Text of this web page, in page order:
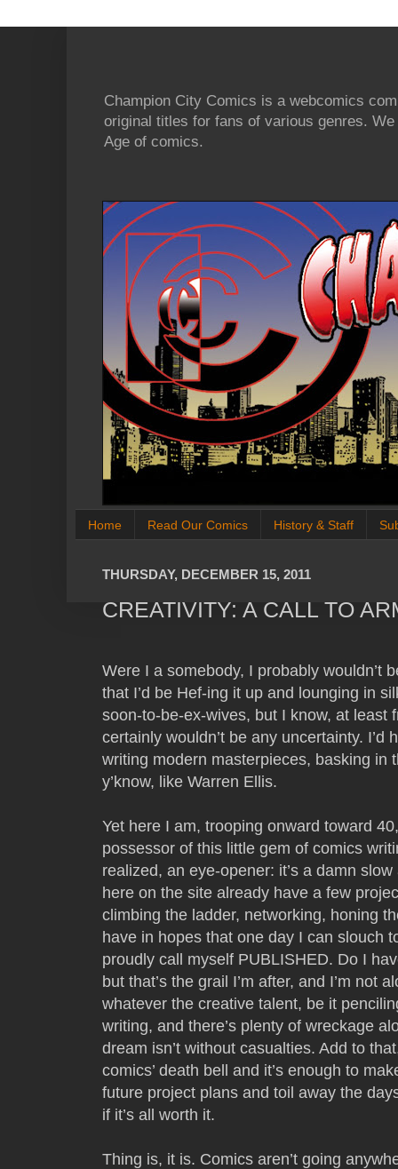
Champion City Comics is a webcomics
original titles for fans of various genres.
Age of comics.
Home Read Our Comics History & Staff
THURSDAY, DECEMBER 15, 2011
CREATIVITY: A CALL TO
Were I a somebody, I probably wouldn’t
that I’d be Hef-ing it up and lounging in
soon-to-be-ex-wives, but I know, at least
certainly wouldn’t be any uncertainty.
writing modern masterpieces, basking
y’know, like Warren Ellis.
Yet here I am, trooping onward toward
possessor of this little gem of comics
realized, an eye-opener: it’s a damn
here on the site already have a few
climbing the ladder, networking, honing
have in hopes that one day I can slouch
proudly call myself PUBLISHED. Do I
but that’s the grail I’m after, and I’m not
whatever the creative talent, be it
writing, and there’s plenty of wreckage
dream isn’t without casualties. Add to
comics’ death bell and it’s enough to
future project plans and toil away the
if it’s all worth it.
Thing is, it is. Comics aren’t going